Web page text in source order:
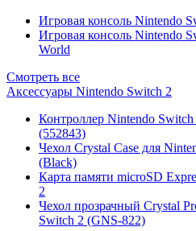
Игровая консоль Nintendo
Игровая консоль Nintendo
World
Смотреть все
Аксессуары Nintendo Switch 2
Контроллер Nintendo
(552843)
Чехол Сrystal Сase для
(Black)
Карта памяти microSD
2
Чехол прозрачный Crystal
Switch 2 (GNS-822)